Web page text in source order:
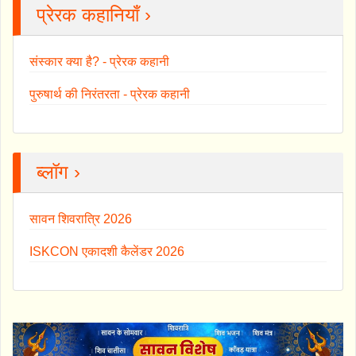
प्रेरक कहानियाँ ›
संस्कार क्या है? - प्रेरक कहानी
पुरुषार्थ की निरंतरता - प्रेरक कहानी
ब्लॉग ›
सावन शिवरात्रि 2026
ISKCON एकादशी कैलेंडर 2026